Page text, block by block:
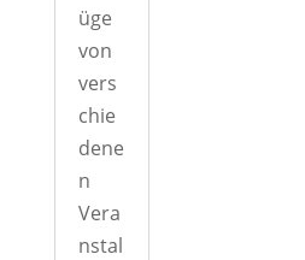
üge
von
vers
chie
dene
n
Vera
nstal